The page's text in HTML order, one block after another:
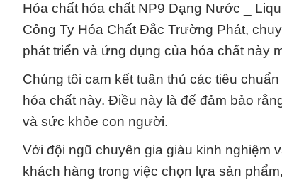
Hóa chất hóa chất NP9 Dạng Nước _
Công Ty Hóa Chất Đắc Trường Phát,
phát triển và ứng dụng của hóa chất này
Chúng tôi cam kết tuân thủ các tiêu
hóa chất này. Điều này là để đảm bảo
và sức khỏe con người.
Với đội ngũ chuyên gia giàu kinh nghiệm
khách hàng trong việc chọn lựa sản